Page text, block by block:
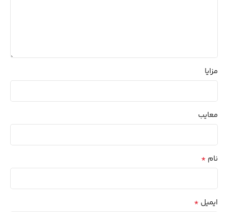
مزایا
معایب
نام *
ایمیل *